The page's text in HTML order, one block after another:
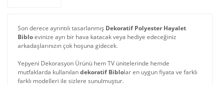
Son derece ayrıntılı tasarlanmış Dekoratif Polyester Hayalet
Bibloevinize ayrı bir hava katacak veya hediye edeceğiniz
arkadaşlarınızın çok hoşuna gidecek.
Yepyeni Dekorasyon Ürünü hem TV ünitelerinde hemde
mutfaklarda kullanılandekoratif Biblolar en uygun fiyata ve farklı
farklı modelleri ile sizlere sunulmuştur.